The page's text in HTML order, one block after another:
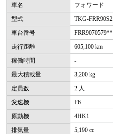
車名
フォワード
型式
TKG-FRR90S2
車台番号
FRR9070579**
走行距離
605,100 km
稼働時間
-
最大積載量
3,200 kg
定員数
2 人
変速機
F6
原動機
4HK1
排気量
5,190 cc